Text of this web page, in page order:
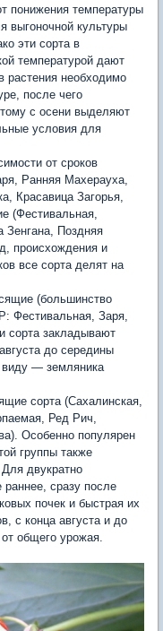
понижения температуры
выгоночной культуры
эти сорта в
температурой дают
растения необходимо
после чего
с осени выделяют
условия для
от сроков
Ранняя Махерауха,
Красавица Загорья,
(Фестивальная,
Зенгана, Поздняя
происхождения и
все сорта делят на
(большинство
Фестивальная, Заря,
сорта закладывают
до середины
виду — земляника
сорта (Сахалинская,
Ред Рич,
Особенно популярен
группы также
двукратно
раннее, сразу после
почек и быстрая их
с конца августа и до
общего урожая.